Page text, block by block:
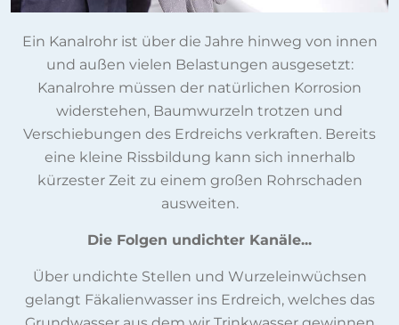
Ein Kanalrohr ist über die Jahre hinweg von innen
und außen vielen Belastungen ausgesetzt:
Kanalrohre müssen der natürlichen Korrosion
widerstehen, Baumwurzeln trotzen und
Verschiebungen des Erdreichs verkraften. Bereits
eine kleine Rissbildung kann sich innerhalb
kürzester Zeit zu einem großen Rohrschaden
ausweiten.
Die Folgen undichter Kanäle...
Über undichte Stellen und Wurzeleinwüchsen
gelangt Fäkalienwasser ins Erdreich, welches das